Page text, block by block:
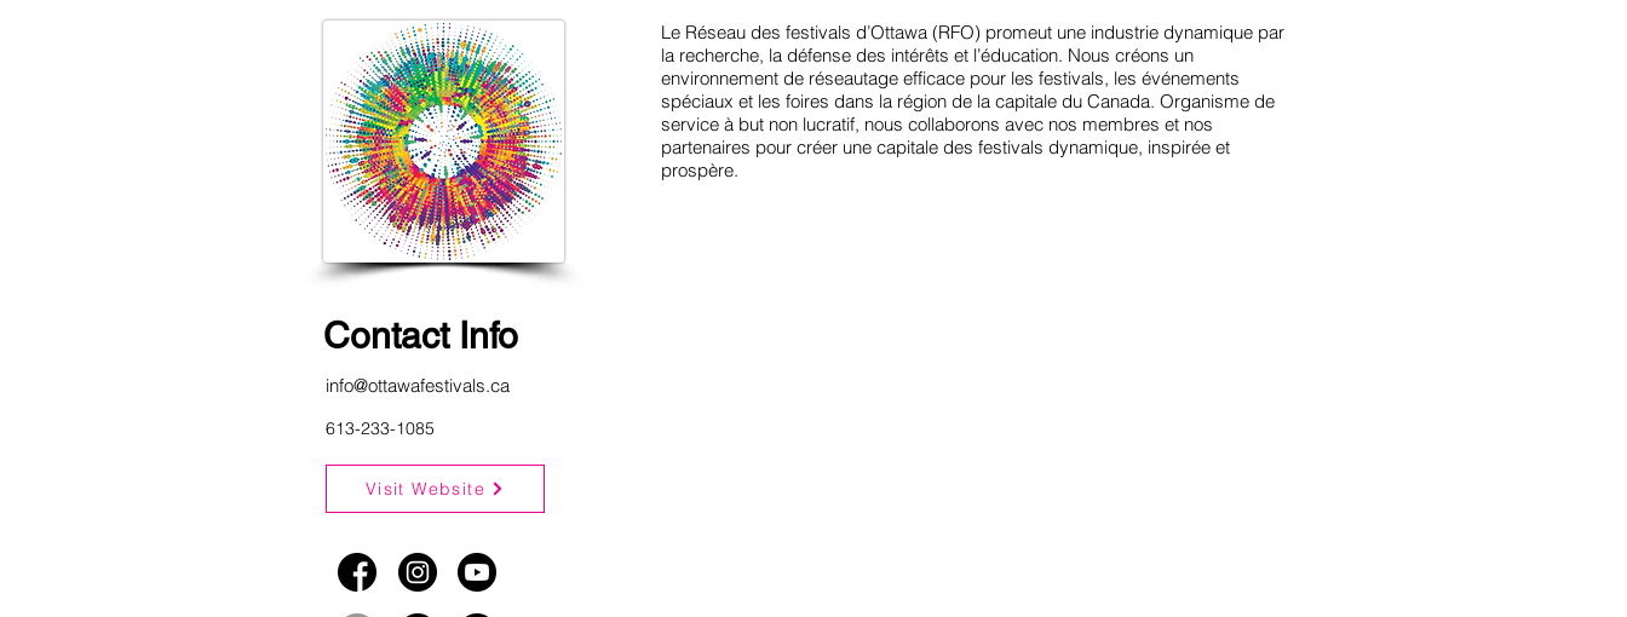
Contact Info
info@ottawafestivals.ca
613-233-1085
Visit Website
Le Réseau des festivals d’Ottawa (RFO) promeut une industrie dynamique par
la recherche, la défense des intérêts et l’éducation. Nous créons un
environnement de réseautage efficace pour les festivals, les événements
spéciaux et les foires dans la région de la capitale du Canada. Organisme de
service à but non lucratif, nous collaborons avec nos membres et nos
partenaires pour créer une capitale des festivals dynamique, inspirée et
prospère.